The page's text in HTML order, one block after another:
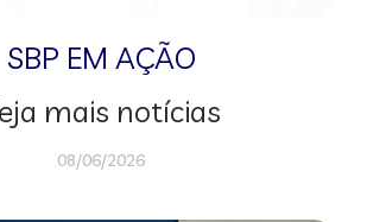
SBP EM AÇÃO
mais notícias
08/06/2026